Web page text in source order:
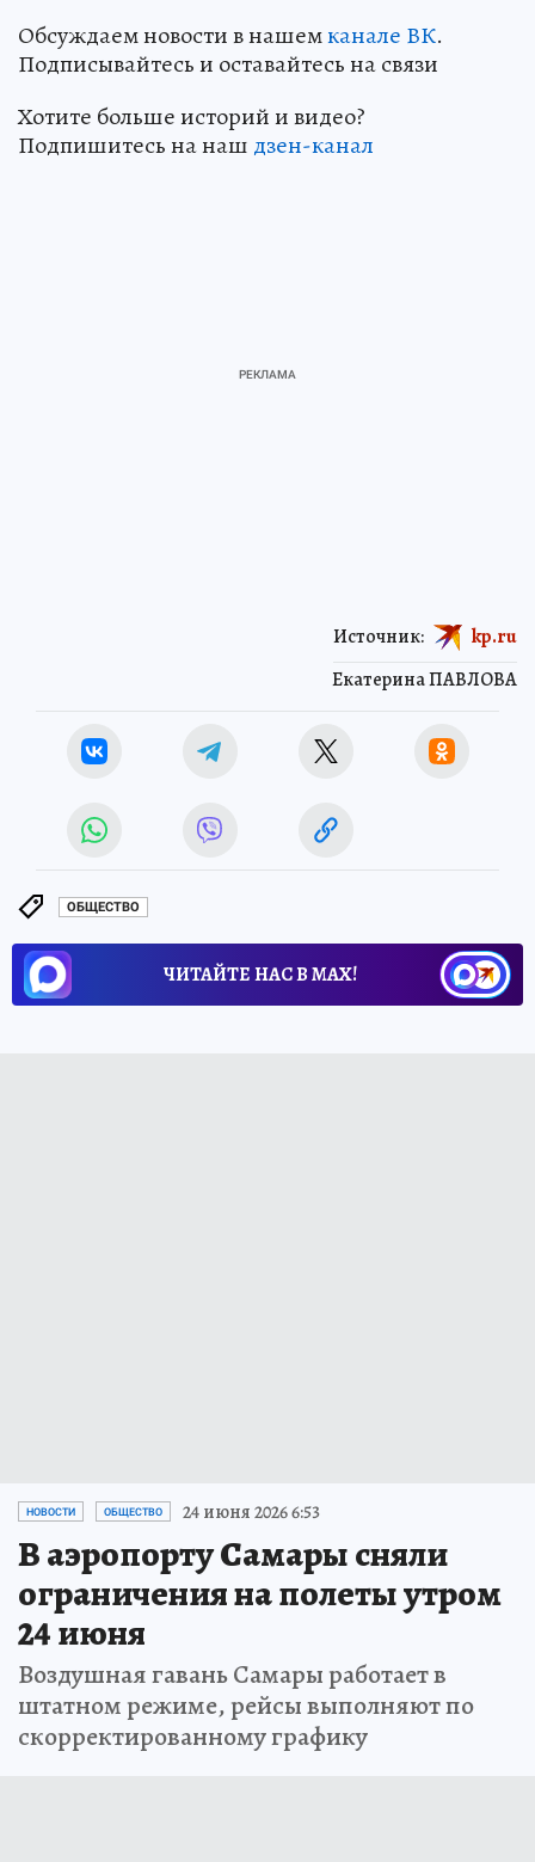
Обсуждаем новости в нашемканале ВК.
Подписывайтесь и оставайтесь на связи
Хотите больше историй и видео?
Подпишитесь на наш дзен-канал
Екатерина ПАВЛОВА
Источник: kp.ru
ОБЩЕСТВО
ЧИТАЙТЕ НАС В МАХ!
НОВОСТИ ОБЩЕСТВО 24 июня 2026 6:53
В аэропорту Самары сняли
ограничения на полеты утром
24 июня
Воздушная гавань Самары работает в
штатном режиме, рейсы выполняют по
скорректированному графику